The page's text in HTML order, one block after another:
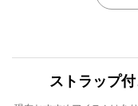
ストラップ